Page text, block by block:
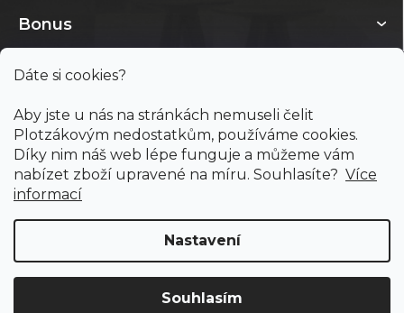
Dáte si cookies?
Aby jste u nás na stránkách nemuseli čelit
Plotzákovým nedostatkům, používáme cookies.
Díky nim náš web lépe funguje a můžeme vám
nabízet zboží upravené na míru. Souhlasíte? Více
informací
Nastavení
Souhlasím
Bonus
Copyright 2026PODLAHY PLOTZ s.r.o.. Všechna práva